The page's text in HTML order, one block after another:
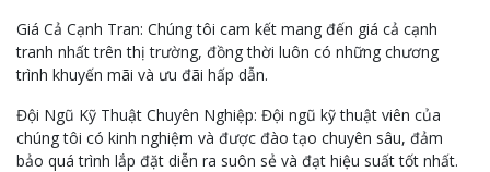
Giá Cả Cạnh Tran: Chúng tôi cam kết mang đến giá cả cạnh
tranh nhất trên thị trường, đồng thời luôn có những chương
trình khuyến mãi và ưu đãi hấp dẫn.
Đội Ngũ Kỹ Thuật Chuyên Nghiệp: Đội ngũ kỹ thuật viên của
chúng tôi có kinh nghiệm và được đào tạo chuyên sâu, đảm
bảo quá trình lắp đặt diễn ra suôn sẻ và đạt hiệu suất tốt nhất.